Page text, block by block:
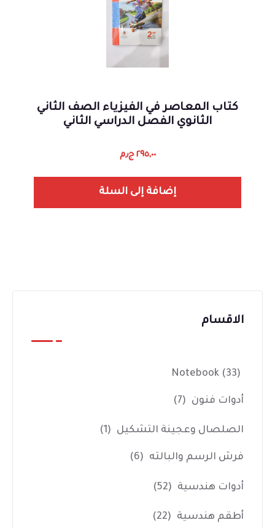
كتاب المعاصر في الفيزياء الصف الثاني
الثانوي الفصل الدراسي الثاني
٢٩٥,٠٠ ج٫م
إضافة إلى السلة
الاقسام
Notebook (33)
أدوات فنون (7)
الصلصال وعجينة التشكيل (1)
فرش الرسم والبالته (6)
أدوات هندسية (52)
أطقم هندسية (22)